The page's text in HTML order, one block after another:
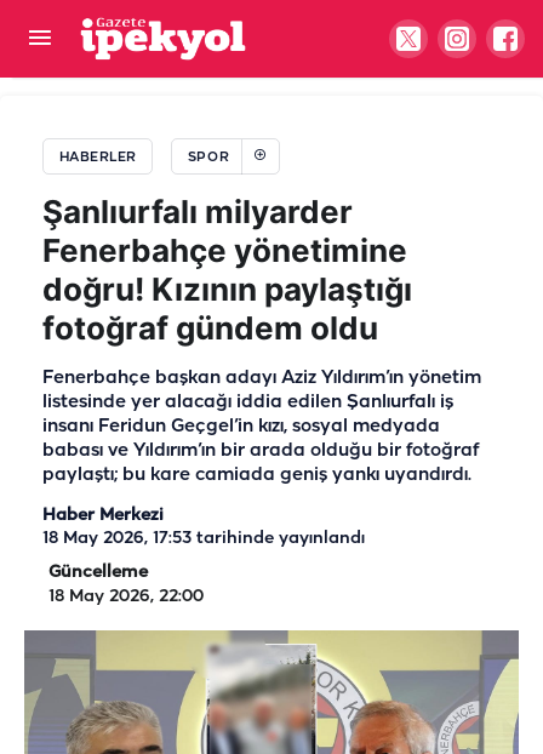
HABERLER SPOR
Şanlıurfalı milyarder
Fenerbahçe yönetimine
doğru! Kızının paylaştığı
fotoğraf gündem oldu
Fenerbahçe başkan adayı Aziz Yıldırım’ın yönetim
listesinde yer alacağı iddia edilen Şanlıurfalı iş
insanı Feridun Geçgel’in kızı, sosyal medyada
babası ve Yıldırım’ın bir arada olduğu bir fotoğraf
paylaştı; bu kare camiada geniş yankı uyandırdı.
Haber Merkezi
18 May 2026, 17:53 tarihinde yayınlandı
Güncelleme
18 May 2026, 22:00
Şanlıurfa temsilcisinin yeni sezon fikstürü belli